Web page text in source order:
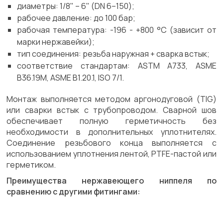
диаметры: 1/8" – 6" (DN 6–150);
рабочее давление: до 100 бар;
рабочая температура: -196 - +800 °C (зависит от
марки нержавейки);
тип соединения: резьба наружная + сварка встык;
соответствие стандартам: ASTM A733, ASME
B36.19M, ASME B1.20.1, ISO 7/1.
Монтаж выполняется методом аргонодуговой (TIG)
или сварки встык с трубопроводом. Сварной шов
обеспечивает полную герметичность без
необходимости в дополнительных уплотнителях.
Соединение резьбового конца выполняется с
использованием уплотнения лентой, PTFE-пастой или
герметиком.
Преимущества нержавеющего ниппеля по
сравнению с другими фитингами: